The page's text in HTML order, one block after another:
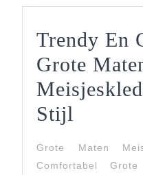
Trendy En
Grote
Stijl
Grote Maten
Comfortabel